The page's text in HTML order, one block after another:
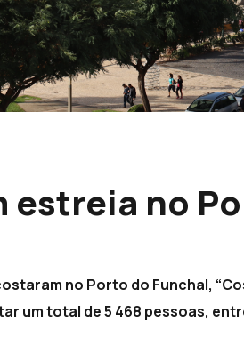
estreia no
no Porto do Funchal,
um total de 5 468 pessoas,